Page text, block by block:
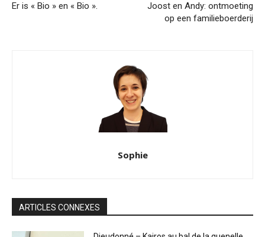
Er is « Bio » en « Bio ».
Joost en Andy: ontmoeting
op een familieboerderij
Sophie
ARTICLES CONNEXES